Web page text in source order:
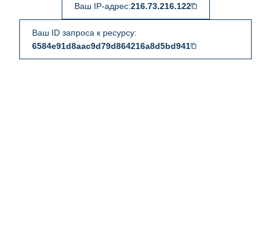
Ваш IP-адрес:216.73.216.122
Ваш ID запроса к ресурсу:
6584e91d8aac9d79d864216a8d5bd941